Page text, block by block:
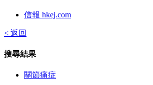
信報 hkej.com
< 返回
搜尋結果
關節痛症